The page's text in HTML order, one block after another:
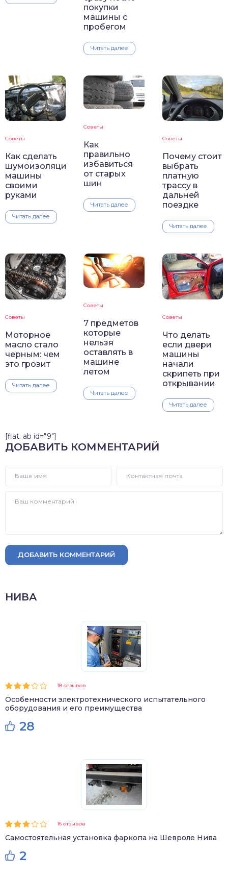
покупки
машины с
пробегом
Читать далее
Советы
Как сделать
шумоизоляцию
машины
своими
руками
Читать далее
Советы
Как
правильно
избавиться
от старых
шин
Читать далее
Советы
Почему стоит
выбрать
платную
трассу в
дальней
поездке
Читать далее
Советы
Моторное
масло стало
черным: чем
это грозит
Читать далее
Советы
7 предметов
которые
нельзя
оставлять в
машине
летом
Читать далее
Советы
Что делать
если двери
машины
начали
скрипеть при
открывании
Читать далее
[flat_ab id="9"]
ДОБАВИТЬ КОММЕНТАРИЙ
ДОБАВИТЬ КОММЕНТАРИЙ
НИВА
18 отзывов
Особенности электротехнического испытательного
оборудования и его преимущества
28
16 отзывов
Самостоятельная установка фаркопа на Шевроле Нива
2